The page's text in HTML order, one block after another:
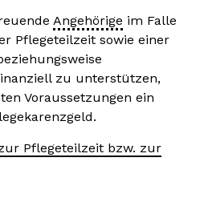
Angehörige im Falle
Pflegeteilzeit sowie einer
zu unterstützen,
Voraussetzungen ein
Pflegeteilzeit bzw. zur